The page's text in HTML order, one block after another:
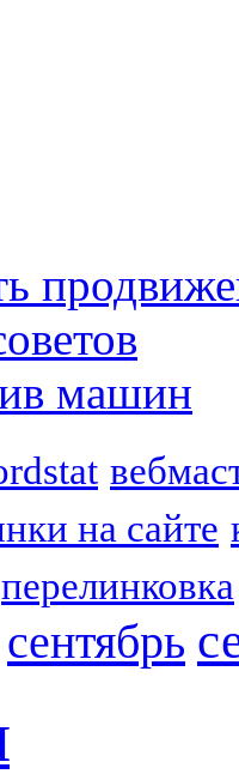
машин
на сайте
перелинковка
сентябрь